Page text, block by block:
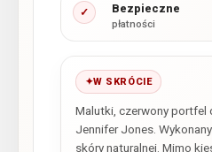
✓ Bezpieczne
płatności
W SKRÓCIE
Malutki, czerwony portfel
Jennifer Jones.
skóry naturalnej. Mimo